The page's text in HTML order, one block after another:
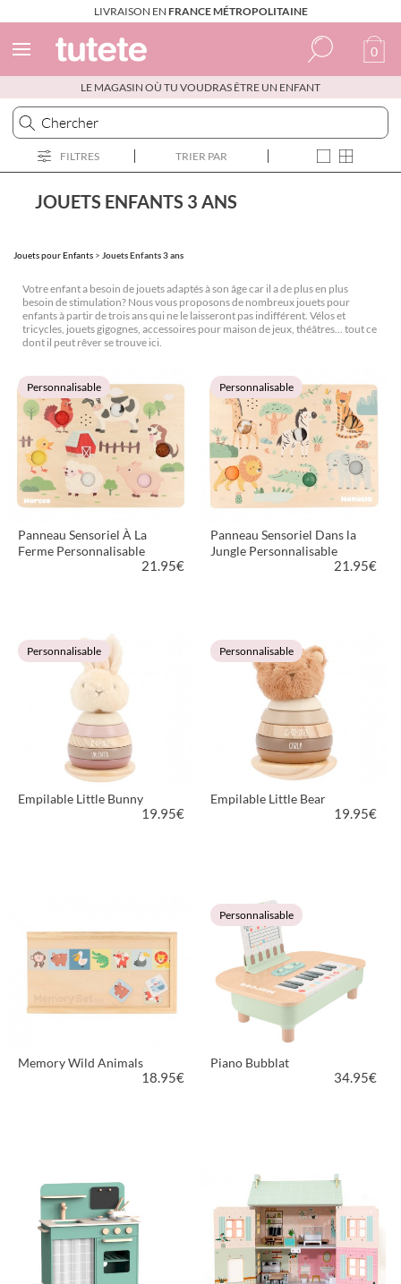
LIVRAISON EN FRANCE MÉTROPOLITAINE
Espagnol
Italien
Anglais
Portugais
0
LE MAGASIN OÙ TU VOUDRAS ÊTRE UN ENFANT
FILTRES TRIER PAR
JOUETS ENFANTS 3 ANS
Jouets pour Enfants > Jouets Enfants 3 ans
Votre enfant a besoin de jouets adaptés à son âge car il a de plus en plus
besoin de stimulation? Nous vous proposons de nombreux jouets pour
enfants à partir de trois ans qui ne le laisseront pas indifférent. Vélos et
tricycles, jouets gigognes, accessoires pour maison de jeux, théâtres... tout ce
dont il peut rêver se trouve ici.
Personnalisable
Panneau Sensoriel À La
Ferme Personnalisable
21.95€
VOIR LE PRODUIT
Personnalisable
Panneau Sensoriel Dans la
Jungle Personnalisable
21.95€
VOIR LE PRODUIT
Personnalisable
Empilable Little Bunny
19.95€
Personnalisable
Empilable Little Bear
19.95€
VOIR LE PRODUIT
Memory Wild Animals
18.95€
Personnalisable
Piano Bubblat
34.95€